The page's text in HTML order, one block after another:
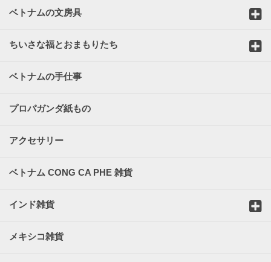
ベトナムの文房具
ちいさな福とおまもりたち
ベトナムの手仕事
プロパガンダ紙もの
アクセサリー
ベトナム CONG CA PHE 雑貨
インド雑貨
メキシコ雑貨